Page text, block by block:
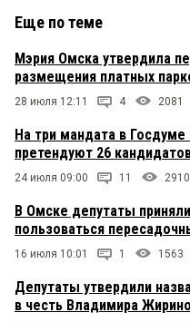
Еще по теме
Мэрия Омска утвердила
размещения платных
28 июля 12:11 4 2081
На три мандата в
претендуют 26
24 июля 09:00 11 2910
В Омске депутаты
пользоваться
16 июля 10:01 1 1563
Депутаты утвердили
в честь Владимира